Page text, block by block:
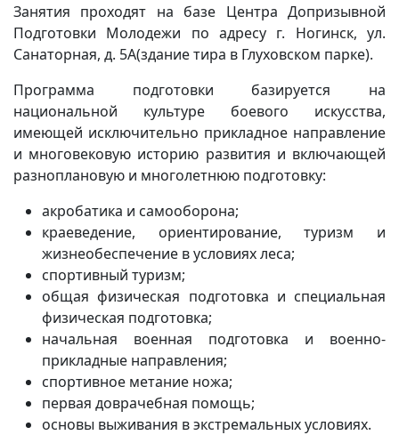
Занятия проходят на базе Центра Допризывной
Подготовки Молодежи по адресу г. Ногинск, ул.
Санаторная, д. 5А(здание тира в Глуховском парке).
Программа подготовки базируется на
национальной культуре боевого искусства,
имеющей исключительно прикладное направление
и многовековую историю развития и включающей
разноплановую и многолетнюю подготовку:
акробатика и самооборона;
краеведение, ориентирование, туризм и
жизнеобеспечение в условиях леса;
спортивный туризм;
общая физическая подготовка и специальная
физическая подготовка;
начальная военная подготовка и военно-
прикладные направления;
спортивное метание ножа;
первая доврачебная помощь;
основы выживания в экстремальных условиях.